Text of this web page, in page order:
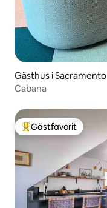
Gästhus i Sacramento
Cabana
Populär gästfavorit
Gästfavorit